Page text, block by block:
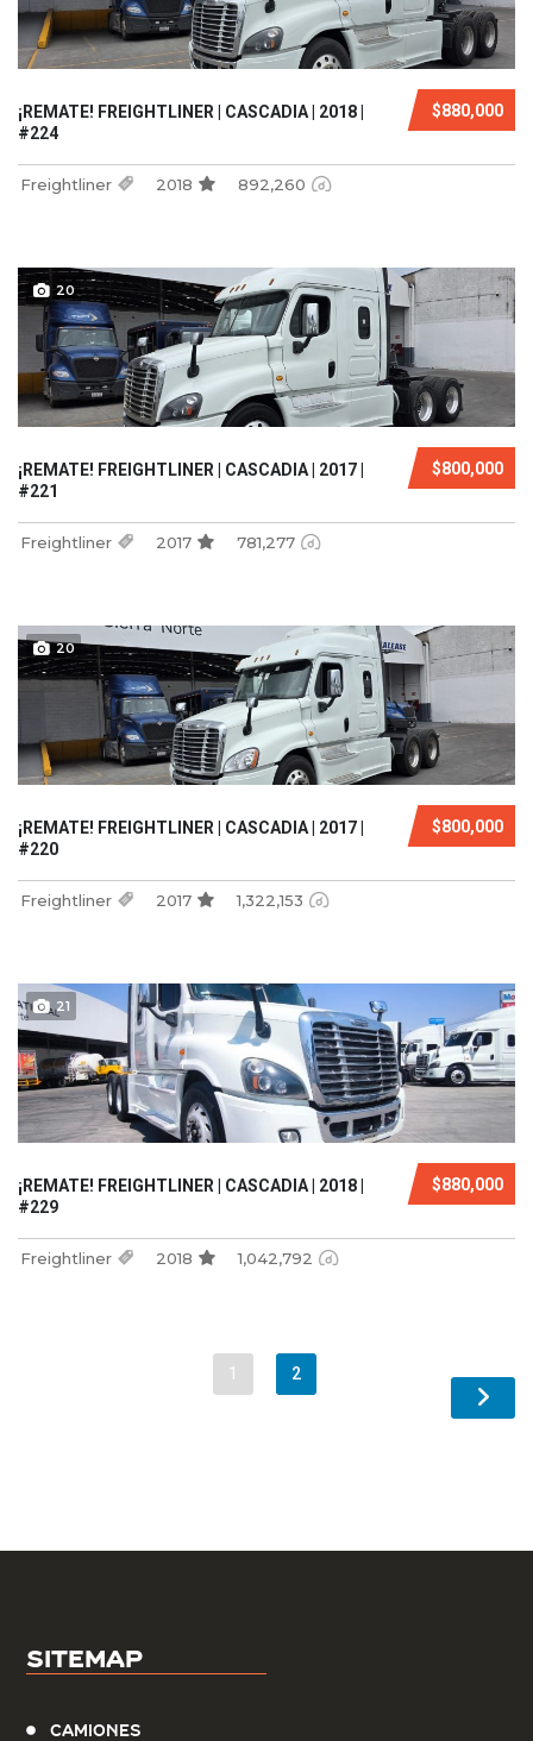
$880,000
¡REMATE! FREIGHTLINER | CASCADIA | 2018 |
#224
Freightliner 2018 892,260
20
$800,000
¡REMATE! FREIGHTLINER | CASCADIA | 2017 |
#221
Freightliner 2017 781,277
20
$800,000
¡REMATE! FREIGHTLINER | CASCADIA | 2017 |
#220
Freightliner 2017 1,322,153
21
$880,000
¡REMATE! FREIGHTLINER | CASCADIA | 2018 |
#229
Freightliner 2018 1,042,792
1 2
Sitemap
Camiones